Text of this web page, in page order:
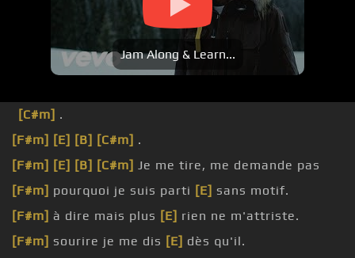
Jam Along & Learn...
[C#m] .
[F#m] [E] [B] [C#m] .
[F#m] [E] [B] [C#m] Je me tire, me demande pas
[F#m] pourquoi je suis parti [E] sans motif.
[F#m] à dire mais plus [E] rien ne m'attriste.
[F#m] sourire je me dis [E] dès qu'il.